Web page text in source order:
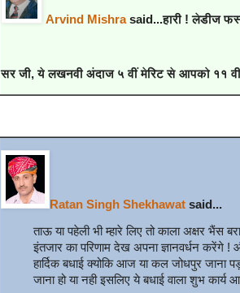
Arvind Mishrasaid...हारी ! लेडीज
सर जी, ये लखनवी अंदाज ५ वीं मेरिट से आपको ११
Ratan Singh Shekhawat said...
ताऊ या पहेली भी म्हारे लिए तो काला अक्षर भैंस
इंतजार का परिणाम देख अपना ज्ञानवर्धन करेंगे
हार्दिक बधाई क्योकि आज या कल जोधपुर जाना
जाना हो या नही इसलिए ये बधाई वाला शुभ कार्य